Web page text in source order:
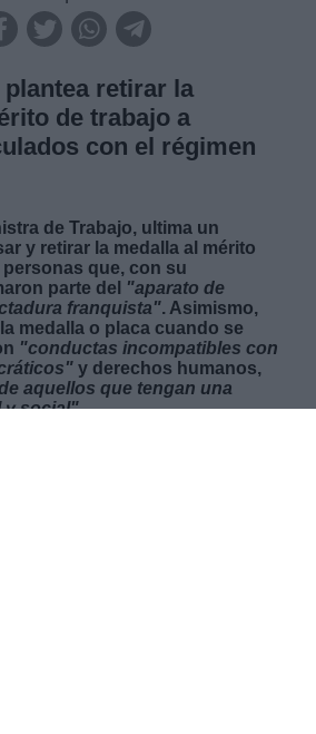
plantea retirar la
de trabajo a
con el régimen
de Trabajo, ultima un
y retirar la medalla al mérito
que, con su
parte del "aparato de
franquista". Asimismo,
medalla o placa cuando se
"conductas incompatibles con
y derechos humanos,
aquellos que tengan una
y social".